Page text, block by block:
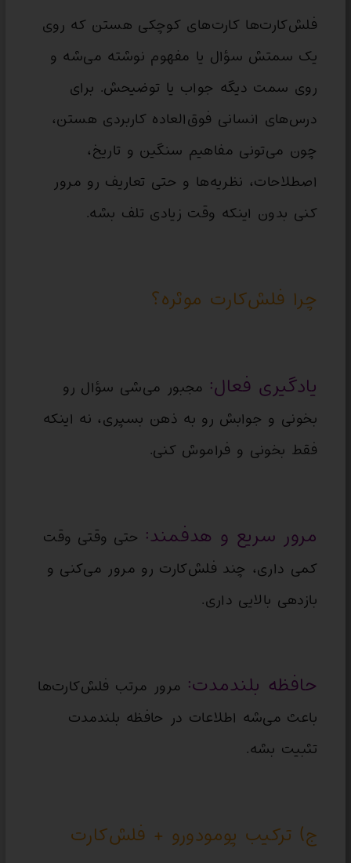
فلش‌کارت‌ها کارت‌های کوچکی هستن که روی
یک سمتش سؤال یا مفهوم نوشته می‌شه و
روی سمت دیگه جواب یا توضیحش. برای
درس‌های انسانی فوق‌العاده کاربردی هستن،
چون می‌تونی مفاهیم سنگین و تاریخ،
اصطلاحات، نظریه‌ها و حتی تعاریف رو مرور
کنی بدون اینکه وقت زیادی تلف بشه.
چرا فلش‌کارت موثره؟
یادگیری فعال: مجبور می‌شی سؤال رو
بخونی و جوابش رو به ذهن بسپری، نه اینکه
فقط بخونی و فراموش کنی.
مرور سریع و هدفمند: حتی وقتی وقت
کمی داری، چند فلش‌کارت رو مرور می‌کنی و
بازدهی بالایی داری.
حافظه بلندمدت: مرور مرتب فلش‌کارت‌ها
باعث می‌شه اطلاعات در حافظه بلندمدت
تثبیت بشه.
ج) ترکیب پومودورو + فلش‌کارت